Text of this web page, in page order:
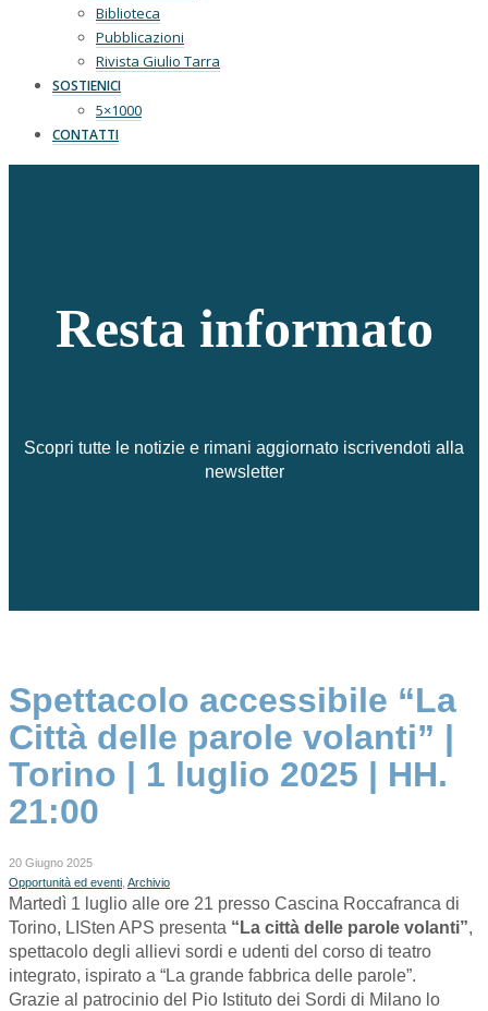
Biblioteca
Pubblicazioni
Rivista Giulio Tarra
SOSTIENICI
5×1000
CONTATTI
Resta informato
Scopri tutte le notizie e rimani aggiornato iscrivendoti alla
newsletter
Spettacolo accessibile “La
Città delle parole volanti” |
Torino | 1 luglio 2025 | HH.
21:00
20 Giugno 2025
Opportunità ed eventi, Archivio
Martedì 1 luglio alle ore 21 presso Cascina Roccafranca di
Torino, LISten APS presenta “La città delle parole volanti”,
spettacolo degli allievi sordi e udenti del corso di teatro
integrato, ispirato a “La grande fabbrica delle parole”.
Grazie al patrocinio del Pio Istituto dei Sordi di Milano lo